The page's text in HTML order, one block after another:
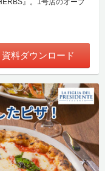
』。1号店のオープ
資料ダウンロード